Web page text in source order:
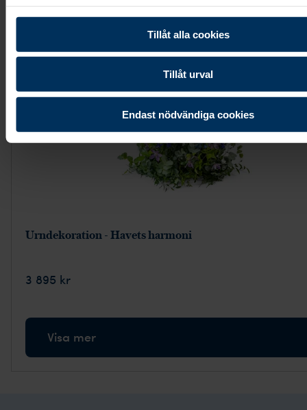
Tillåt alla cookies
Tillåt urval
Endast nödvändiga cookies
Urndekoration - Havets harmoni
3 895 kr
Visa mer